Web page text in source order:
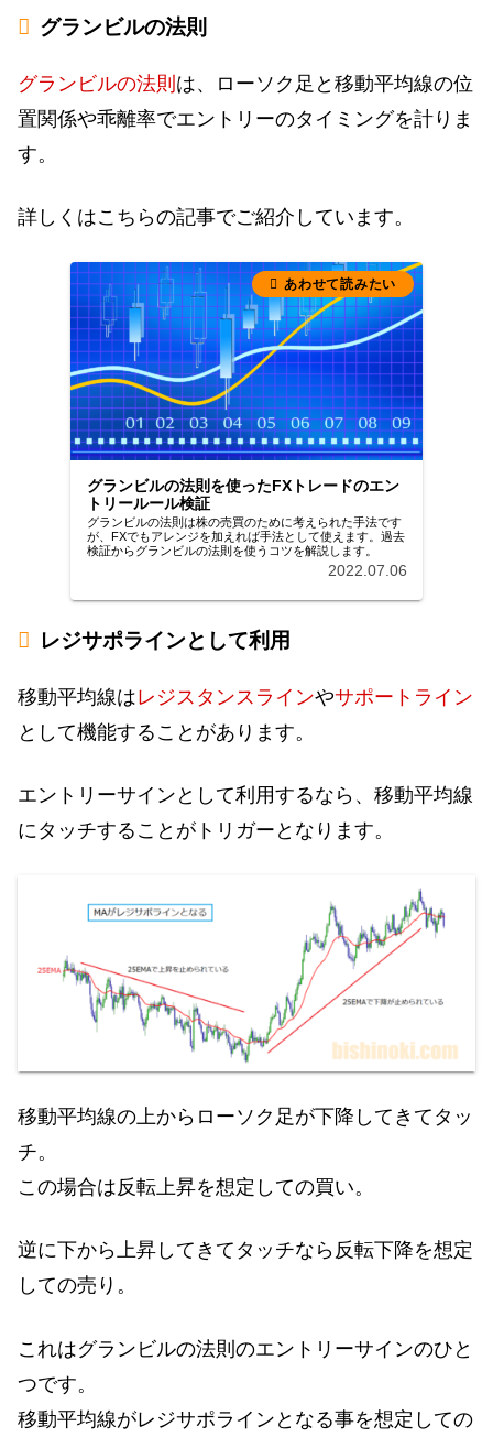
グランビルの法則
グランビルの法則 は、ローソク足と移動平均線の位
置関係や乖離率でエントリーのタイミングを計りま
す。
詳しくはこちらの記事でご紹介しています。
グランビルの法則を使ったFXトレードのエン
トリールール検証
グランビルの法則は株の売買のために考えられた手法です
が、FXでもアレンジを加えれば手法として使えます。過去
検証からグランビルの法則を使うコツを解説します。
2022.07.06
レジサポラインとして利用
移動平均線はレジスタンスラインやサポートライン
として機能することがあります。
エントリーサインとして利用するなら、移動平均線
にタッチすることがトリガーとなります。
移動平均線の上からローソク足が下降してきてタッ
チ。
この場合は反転上昇を想定しての買い。
逆に下から上昇してきてタッチなら反転下降を想定
しての売り。
これはグランビルの法則のエントリーサインのひと
つです。
移動平均線がレジサポラインとなる事を想定しての